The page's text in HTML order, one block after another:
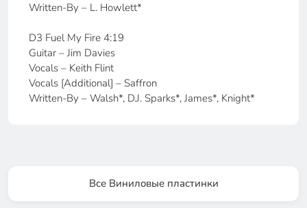
Written-By – L. Howlett*
D3 Fuel My Fire 4:19
Guitar – Jim Davies
Vocals – Keith Flint
Vocals [Additional] – Saffron
Written-By – Walsh*, D.J. Sparks*, James*, Knight*
Все Виниловые пластинки